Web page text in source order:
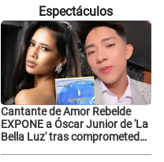
Espectáculos
Cantante de Amor Rebelde
EXPONE a Óscar Junior de 'La
Bella Luz' tras comprometedor